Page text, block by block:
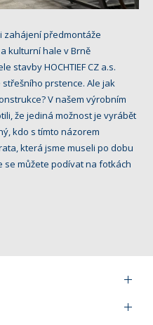
zahájení předmontáže
kulturní hale v Brně
stavby HOCHTIEF CZ a.s.
prstence. Ale jak
V našem výrobním
že jediná možnost je vyrábět
kdo s tímto názorem
která jsme museli po dobu
se můžete podívat na fotkách